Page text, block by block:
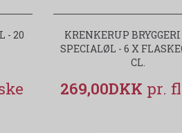
- 20
KRENKERUP
SPECIALØL - 6 X
CL.
269,00DKK